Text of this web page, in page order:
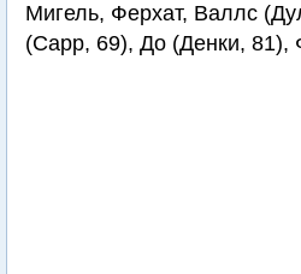
Мигель, Ферхат, Валлс
(Сарр, 69), До (Денки, 81),